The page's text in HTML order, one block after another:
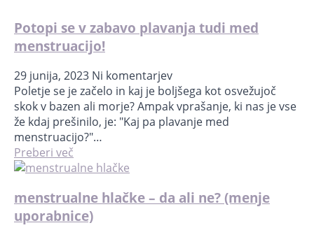
Potopi se v zabavo plavanja tudi med
menstruacijo!
29 junija, 2023 Ni komentarjev
Poletje se je začelo in kaj je boljšega kot osvežujoč
skok v bazen ali morje? Ampak vprašanje, ki nas je vse
že kdaj prešinilo, je: "Kaj pa plavanje med
menstruacijo?"…
Preberi več
menstrualne hlačke – da ali ne? (menje
uporabnice)